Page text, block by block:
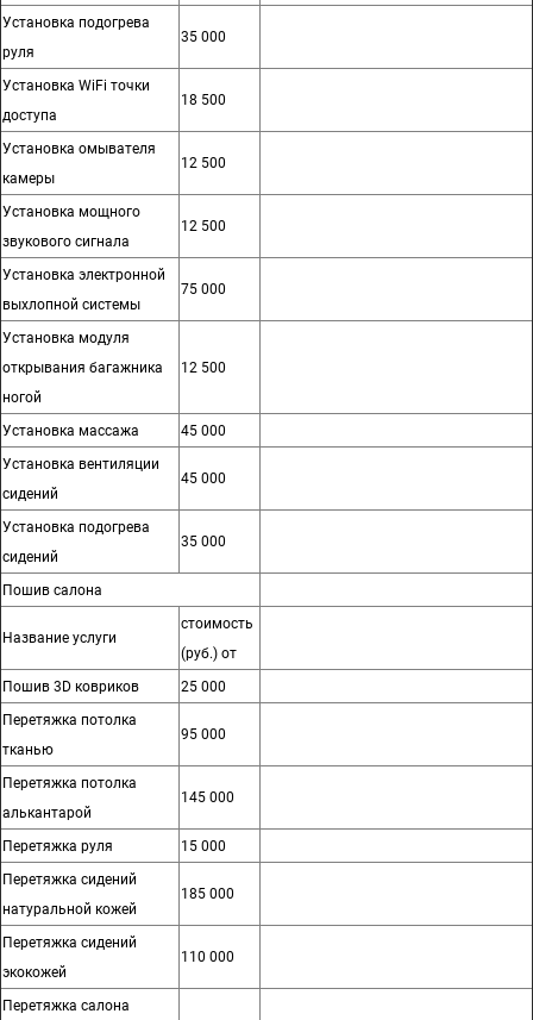
Установка подогрева
руля
35 000
Установка WiFi точки
доступа
18 500
Установка омывателя
камеры
12 500
Установка мощного
звукового сигнала
12 500
Установка электронной
выхлопной системы
75 000
Установка модуля
открывания багажника
ногой
12 500
Установка массажа
45 000
Установка вентиляции
сидений
45 000
Установка подогрева
сидений
35 000
Пошив салона
Название услуги
стоимость
(руб.) от
Пошив 3D ковриков
25 000
Перетяжка потолка
тканью
95 000
Перетяжка потолка
алькантарой
145 000
Перетяжка руля
15 000
Перетяжка сидений
натуральной кожей
185 000
Перетяжка сидений
экокожей
110 000
Перетяжка салона